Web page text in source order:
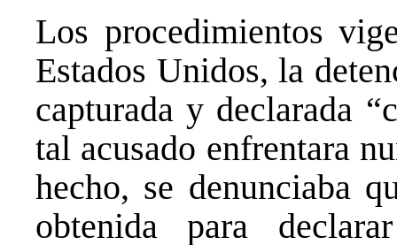
Los procedimientos
Estados Unidos, la
capturada y declarada
tal acusado enfrentara
hecho, se denunciaba
obtenida para